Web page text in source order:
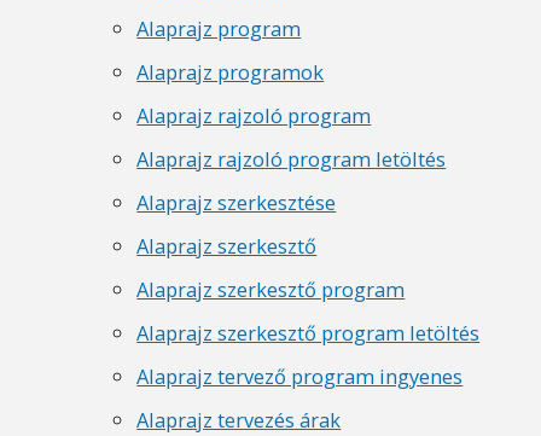
Alaprajz program
Alaprajz programok
Alaprajz rajzoló program
Alaprajz rajzoló program letöltés
Alaprajz szerkesztése
Alaprajz szerkesztő
Alaprajz szerkesztő program
Alaprajz szerkesztő program letöltés
Alaprajz tervező program ingyenes
Alaprajz tervezés árak